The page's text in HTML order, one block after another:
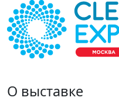
О выставке